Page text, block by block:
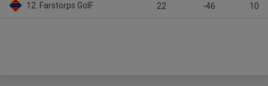
12. Farstorps GoIF 22 -46 10